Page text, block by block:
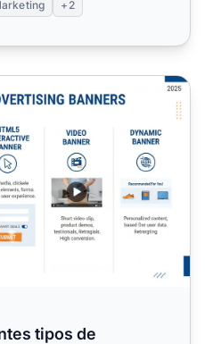
+2
de banners?
tipos de